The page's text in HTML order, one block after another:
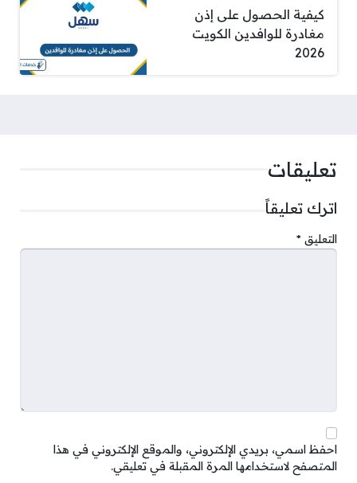
كيفية الحصول على إذن
مغادرة للوافدين الكويت
2026
تعليقات
اترك تعليقاً
التعليق *
احفظ اسمي، بريدي الإلكتروني، والموقع الإلكتروني في هذا
المتصفح لاستخدامها المرة المقبلة في تعليقي.